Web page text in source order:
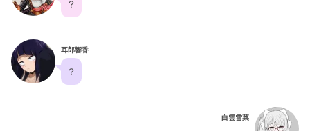
？
耳郎響香
？
白雲雪菜